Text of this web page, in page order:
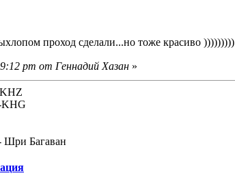
проход сделали...но тоже красиво )))))))))
pm от Геннадий Хазан »
Шри Багаван